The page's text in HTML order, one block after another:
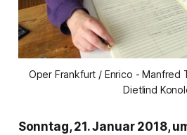
Oper Frankfurt / Enrico - Manfred
Dietlind
Sonntag, 21. Januar 2018,